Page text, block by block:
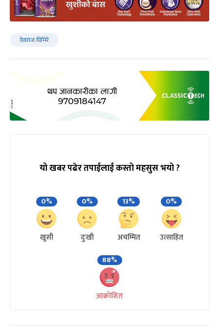
देवराज घिमिरे
यो खबर पढेर तपाईलाई कस्तो महसुस भयो ?
0%
खुसी
0%
दुःखी
13%
अचम्मित
0%
उत्साहित
88%
आक्रोशित